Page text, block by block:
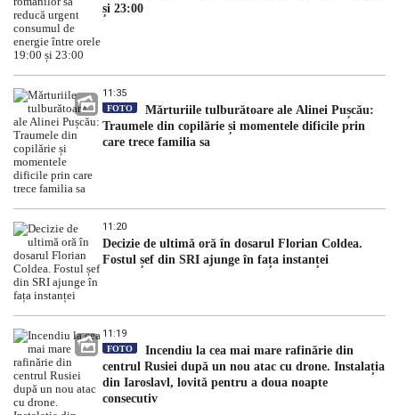
și 23:00
11:35
FOTO
Mărturiile tulburătoare ale Alinei Pușcău:
Traumele din copilărie și momentele dificile prin
care trece familia sa
11:20
Decizie de ultimă oră în dosarul Florian Coldea.
Fostul șef din SRI ajunge în fața instanței
11:19
FOTO
Incendiu la cea mai mare rafinărie din
centrul Rusiei după un nou atac cu drone. Instalația
din Iaroslavl, lovită pentru a doua noapte
consecutiv